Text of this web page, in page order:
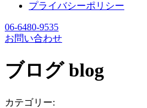
プライバシーポリシー
06-6480-9535
お問い合わせ
ブログ blog
カテゴリー: